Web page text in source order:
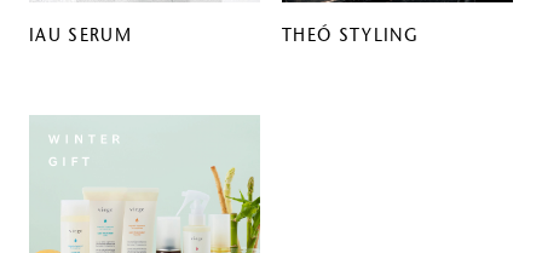
IAU SERUM THEÓ STYLING